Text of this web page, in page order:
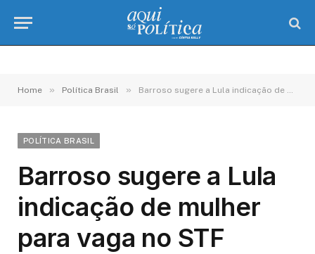
Home » Política Brasil » Barroso sugere a Lula indicação de mulher para vaga no STF
POLÍTICA BRASIL
Barroso sugere a Lula
indicação de mulher
para vaga no STF